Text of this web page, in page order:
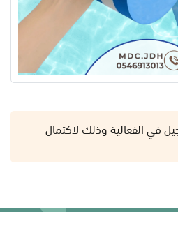
في الفعالية وذلك لاكتمال